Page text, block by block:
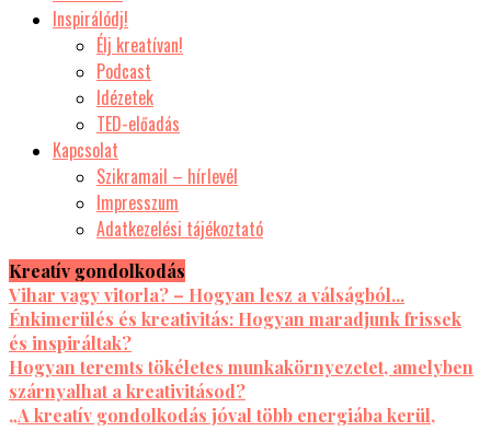
Inspirálódj!
Élj kreatívan!
Podcast
Idézetek
TED-előadás
Kapcsolat
Szikramail – hírlevél
Impresszum
Adatkezelési tájékoztató
Kreatív gondolkodás
Vihar vagy vitorla? – Hogyan lesz a válságból...
Énkimerülés és kreativitás: Hogyan maradjunk frissek
és inspiráltak?
Hogyan teremts tökéletes munkakörnyezetet, amelyben
szárnyalhat a kreativitásod?
„A kreatív gondolkodás jóval több energiába kerül,